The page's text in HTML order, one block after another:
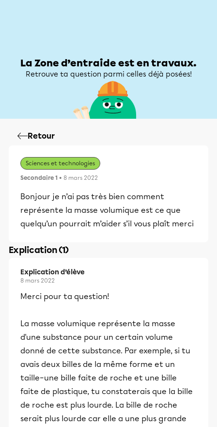
La Zone d’entraide est en travaux.
Retrouve ta question parmi celles déjà posées!
Retour
Sciences et technologies
Secondaire 1 • 8 mars 2022
Bonjour je n’ai pas très bien comment
représente la masse volumique est ce que
quelqu’un pourrait m’aider s’il vous plaît merci
Explication (1)
Explication d’élève
8 mars 2022
Merci pour ta question!
La masse volumique représente la masse
d'une substance pour un certain volume
donné de cette substance. Par exemple, si tu
avais deux billes de la même forme et un
taille–une bille faite de roche et une bille
faite de plastique, tu constaterais que la bille
de roche est plus lourde. La bille de roche
serait plus lourde car elle a une plus grande